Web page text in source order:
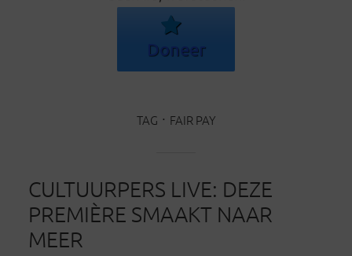
Doneer
TAG FAIR PAY
CULTUURPERS LIVE: DEZE
PREMIÈRE SMAAKT NAAR
MEER